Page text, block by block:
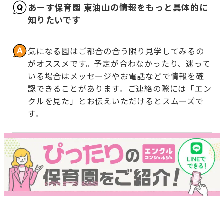
あーす保育園 東油山の情報をもっと具体的に
知りたいです
気になる園はご都合の合う限り見学してみるの
がオススメです。予定が合わなかったり、迷って
いる場合はメッセージやお電話などで情報を確
認できることがあります。ご連絡の際には「エン
クルを見た」とお伝えいただけるとスムーズで
す。